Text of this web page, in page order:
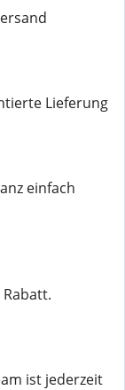
Lieferung
einfach
ist jederzeit